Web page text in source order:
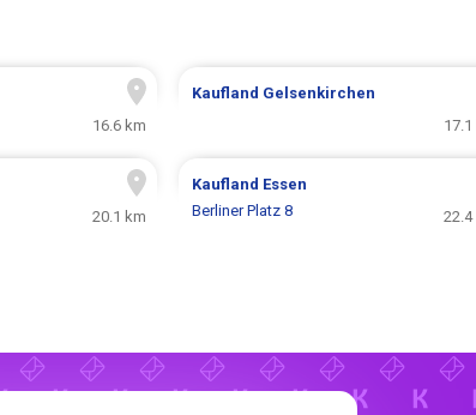
16.6 km
Kaufland Gelsenkirchen
20.1 km
Kaufland Essen
Berliner Platz 8
22.4